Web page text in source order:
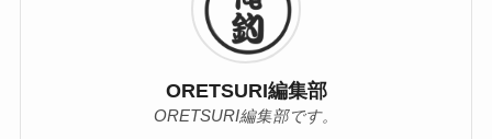
ORETSURI編集部
ORETSURI編集部です。